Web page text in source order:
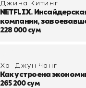
Джина Китинг
NETFLIX.
компании,
228 000 сум
Ха-Джун Чанг
Как устроена
265 200 сум